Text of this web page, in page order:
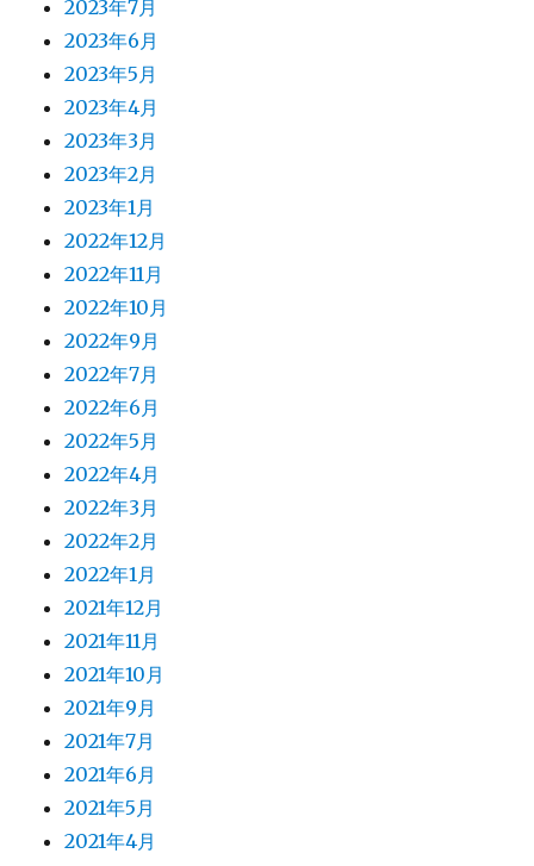
2023年7月
2023年6月
2023年5月
2023年4月
2023年3月
2023年2月
2023年1月
2022年12月
2022年11月
2022年10月
2022年9月
2022年7月
2022年6月
2022年5月
2022年4月
2022年3月
2022年2月
2022年1月
2021年12月
2021年11月
2021年10月
2021年9月
2021年7月
2021年6月
2021年5月
2021年4月